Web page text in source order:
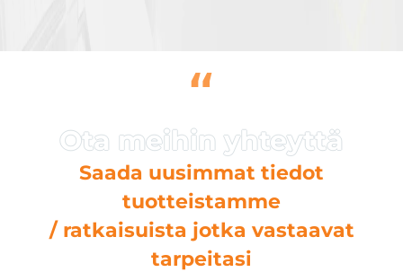
“
Saada uusimmat tiedot
tuotteistamme
/ ratkaisuista jotka vastaavat
tarpeitasi